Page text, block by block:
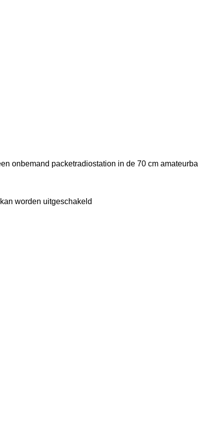
onbemand packetradiostation in de 70 cm
worden uitgeschakeld